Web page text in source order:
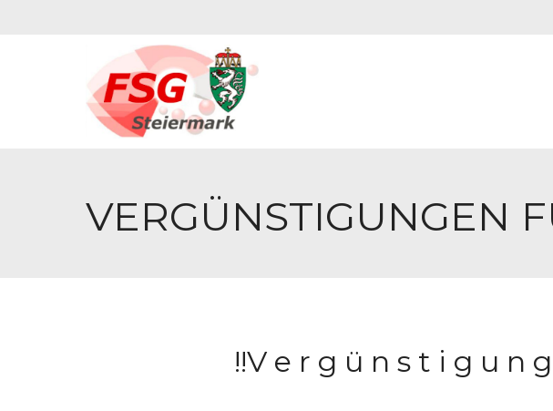
VERGÜNSTIGUNGEN
!!V e r g ü n s t i g u n g